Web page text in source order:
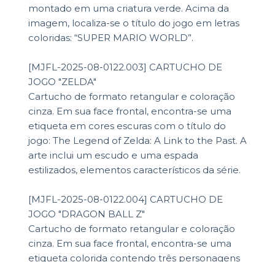
montado em uma criatura verde. Acima da
imagem, localiza-se o título do jogo em letras
coloridas: “SUPER MARIO WORLD”.
[MJFL-2025-08-0122.003] CARTUCHO DE
JOGO "ZELDA"
Cartucho de formato retangular e coloração
cinza. Em sua face frontal, encontra-se uma
etiqueta em cores escuras com o título do
jogo: The Legend of Zelda: A Link to the Past. A
arte inclui um escudo e uma espada
estilizados, elementos característicos da série.
[MJFL-2025-08-0122.004] CARTUCHO DE
JOGO "DRAGON BALL Z"
Cartucho de formato retangular e coloração
cinza. Em sua face frontal, encontra-se uma
etiqueta colorida contendo três personagens